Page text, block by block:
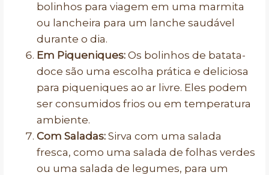
bolinhos para viagem em uma marmita
ou lancheira para um lanche saudável
durante o dia.
Em Piqueniques: Os bolinhos de batata-
doce são uma escolha prática e deliciosa
para piqueniques ao ar livre. Eles podem
ser consumidos frios ou em temperatura
ambiente.
Com Saladas: Sirva com uma salada
fresca, como uma salada de folhas verdes
ou uma salada de legumes, para um